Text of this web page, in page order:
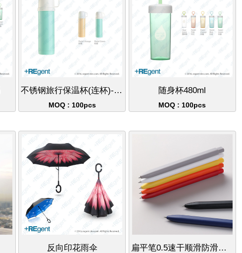
不锈钢旅行保温杯(连杯)-480ml
MOQ : 100pcs
随身杯480ml
MOQ : 100pcs
反向印花雨伞 扁平笔0.5速干顺滑防滑笔简约文具